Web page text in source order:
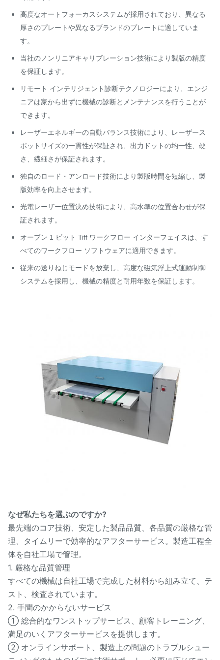
高度なオートフォーカスシステムが採用されており、異なる
厚さのプレートや異なるブランドのプレートに適していま
す。
当社のノンリニアキャリブレーション技術により製版の精度
を保証します。
リモート インテリジェント診断テクノロジーにより、エンジ
ニアは家から出ずに機械の診断とメンテナンスを行うことが
できます。
レーザーエネルギーの自動バランス技術により、レーザース
ポットサイズの一貫性が保証され、出力ドットの均一性、硬
さ、繊細さが保証されます。
独自のロード・アンロード技術により製版時間を短縮し、製
版効率を向上させます。
光電レーザー位置決め技術により、高水準の位置合わせが保
証されます。
オープン 1 ビット Tiff ワークフロー インターフェイスは、す
べてのワークフロー ソフトウェアに適用できます。
従来の送りねじモードを放棄し、高度な磁気浮上式運動制御
システムを採用し、機械の精度と耐用年数を保証します。
なぜ私たちを選ぶのですか?
最先端のコア技術、安定した製品品質、各品質の厳格な管
理、タイムリーで効率的なアフターサービス。製造工程全
体を自社工場で管理。
1. 厳格な品質管理
すべての機械は自社工場で完成した材料から組み立て、テ
スト、検査されています。
2. 手間のかからないサービス
① 総合的なワンストップサービス、顧客トレーニング、
満足のいくアフターサービスを提供します。
② オンラインサポート、製造上の問題のトラブルシュー